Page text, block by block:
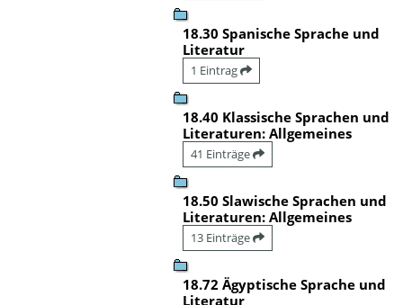
18.30 Spanische Sprache und
Literatur
1 Eintrag
18.40 Klassische Sprachen und
Literaturen: Allgemeines
41 Einträge
18.50 Slawische Sprachen und
Literaturen: Allgemeines
13 Einträge
18.72 Ägyptische Sprache und
Literatur